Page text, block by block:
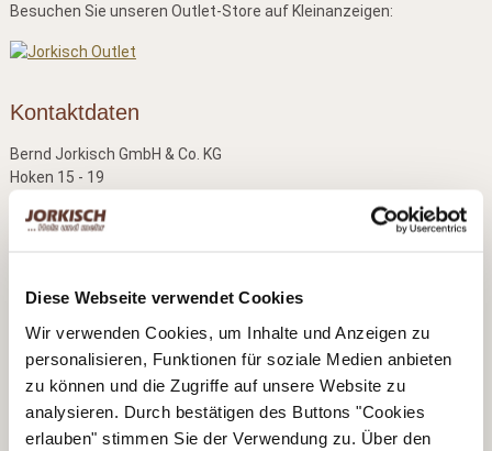
Diese Webseite verwendet Cookies
Wir verwenden Cookies, um Inhalte und Anzeigen zu
personalisieren, Funktionen für soziale Medien anbieten
zu können und die Zugriffe auf unsere Website zu
analysieren. Durch bestätigen des Buttons "Cookies
erlauben" stimmen Sie der Verwendung zu. Über den
Besuchen Sie unseren Outlet-Store auf Kleinanzeigen:
Kontaktdaten
Bernd Jorkisch GmbH & Co. KG
Hoken 15 - 19
Folgen Sie dem Joda -Marken-Onlineshop:
Unsere Geschäftsbereiche